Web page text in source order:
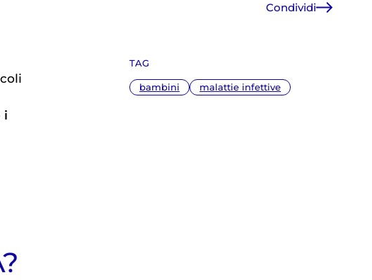
Condividi
E-Mail
TAG
bambini malattie infettive
i